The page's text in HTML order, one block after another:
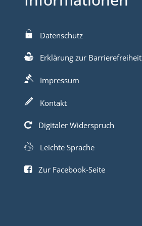
Datenschutz
Erklärung zur Barrierefreiheit
Impressum
Kontakt
Digitaler Widerspruch
Leichte Sprache
Zur Facebook-Seite